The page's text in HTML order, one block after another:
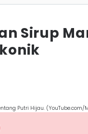
Sirup
Putri Hijau. (YouTube.com/